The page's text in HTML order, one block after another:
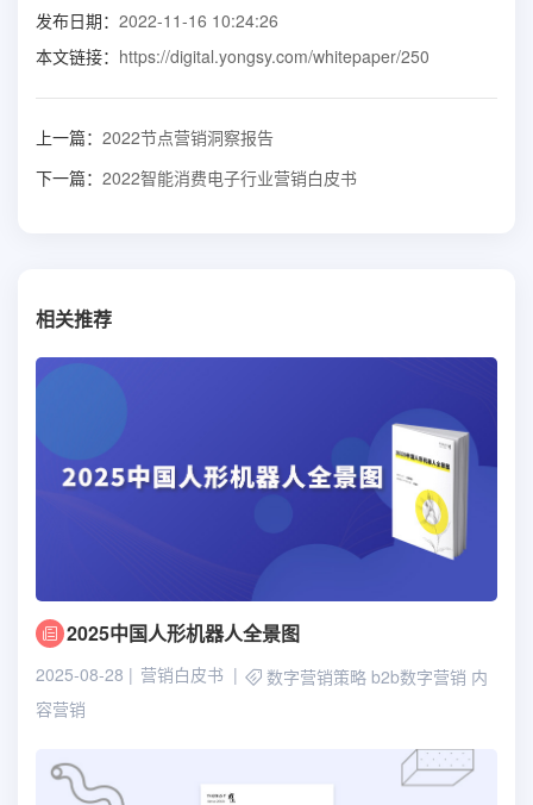
发布日期： 2022-11-16 10:24:26
本文链接： https://digital.yongsy.com/whitepaper/250
上一篇： 2022节点营销洞察报告
下一篇： 2022智能消费电子行业营销白皮书
相关推荐
2025中国人形机器人全景图
2025-08-28 营销白皮书 数字营销策略 b2b数字营销 内
容营销